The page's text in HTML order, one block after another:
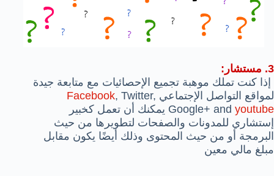
3. مستشار:
إذا كنت تملك موهبة تجميع الإحصائيات مع متابعة جيدة
لمواقع التواصل الإجتماعي
Facebook, Twitter,
Google+ and youtube
يمكنك أن تعمل كخبير
إستشاري للمدونات والصفحات لتطويرها من حيث
البرمجة أو من حيث المحتوى وذلك أيضًا يكون مقابل
مبلغ مالي معين